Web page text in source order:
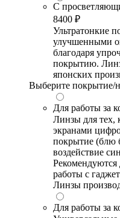
С
8400 ₽
Ультратонкие
улучшенными
благодаря
покрытию.
японских
Выберите покрытие/
Для работы за
Линзы для тех,
экранами
покрытие (блю
воздействие
Рекомендуются
работы с
Линзы
Для работы за